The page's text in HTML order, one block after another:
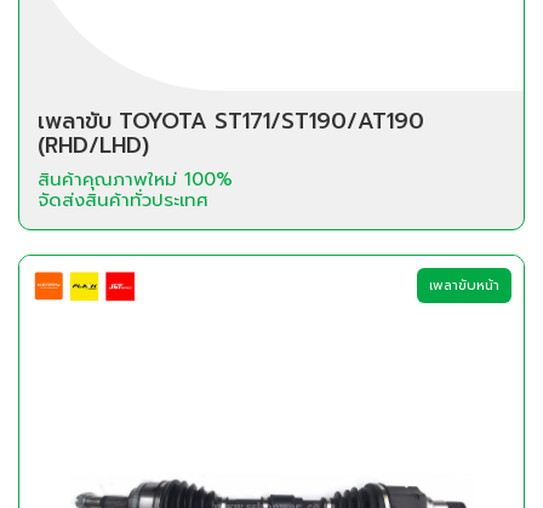
เพลาขับ TOYOTA ST171/ST190/AT190
(RHD/LHD)
สินค้าคุณภาพใหม่ 100%
จัดส่งสินค้าทั่วประเทศ
เพลาขับหน้า